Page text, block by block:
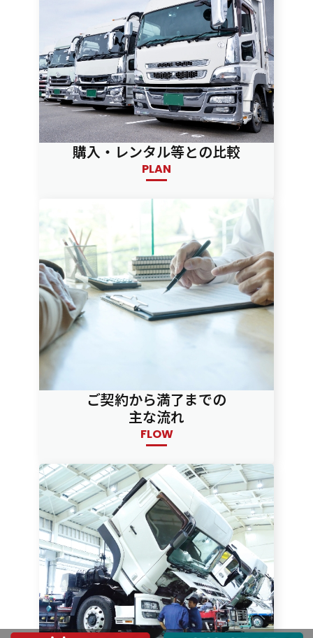
購入・レンタル等との比較
PLAN
ご契約から満了までの
主な流れ
FLOW